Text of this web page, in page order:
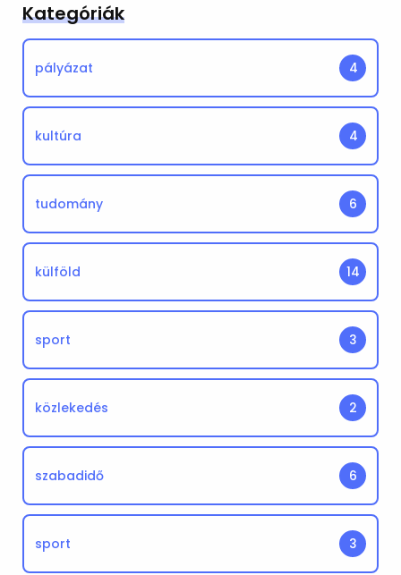
Kategóriák
pályázat 4
kultúra 4
tudomány 6
külföld 14
sport 3
közlekedés 2
szabadidő 6
sport 3